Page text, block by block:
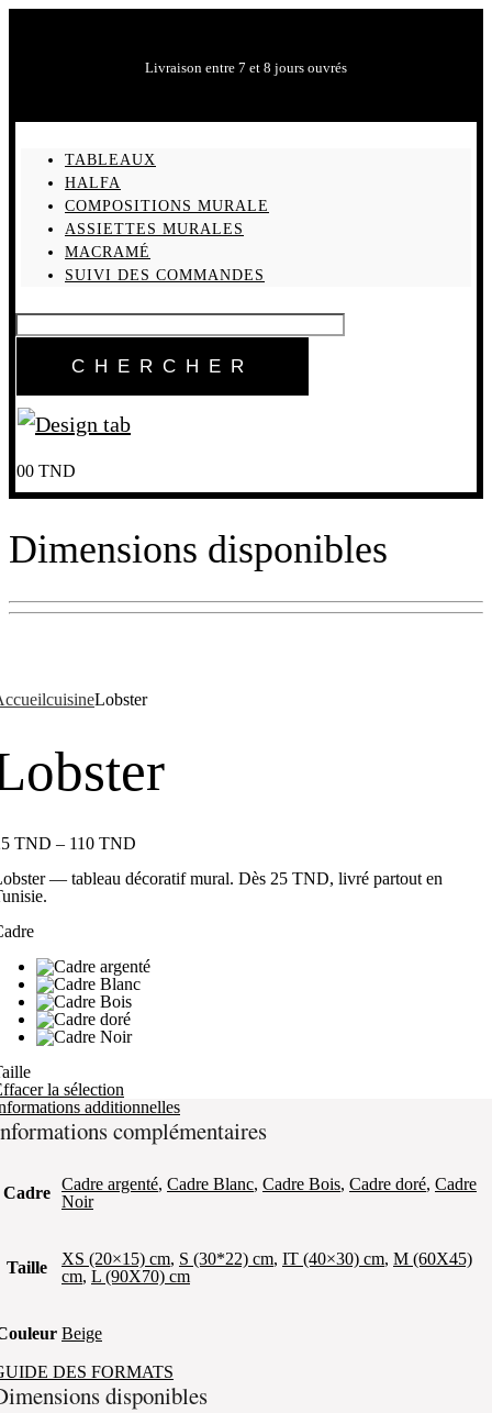
Livraison entre 7 et 8 jours ouvrés
TABLEAUX
HALFA
COMPOSITIONS MURALE
ASSIETTES MURALES
MACRAMÉ
SUIVI DES COMMANDES
00 TND
Dimensions disponibles
cuisineLobster
TND – 110 TND
— tableau décoratif mural. Dès 25 TND, livré partout en
la sélection
additionnelles
complémentaires
Cadre Cadre argenté, Cadre Blanc, Cadre Bois, Cadre doré, Cadre
Noir
Taille XS (20×15) cm, S (30*22) cm, IT (40×30) cm, M (60X45)
cm, L (90X70) cm
Beige
DES FORMATS
disponibles